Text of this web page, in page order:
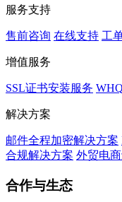
服务支持
售前咨询 在线支持 工
增值服务
SSL证书安装服务
解决方案
邮件全程加密解决方案
合规解决方案 外贸电
合作与生态